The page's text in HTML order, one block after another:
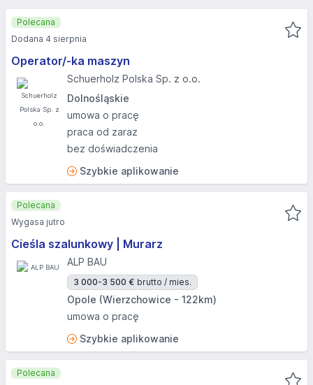
Operator/-ka maszyn
Schuerholz Polska Sp. z o.o.
Dolnośląskie
umowa o pracę
praca od zaraz
bez doświadczenia
Szybkie aplikowanie
Polecana
Dodana 4 sierpnia
Cieśla szalunkowy | Murarz
ALP BAU
3 000-3 500 € brutto / mies.
Opole (Wierzchowice - 122km)
umowa o pracę
Szybkie aplikowanie
Polecana
Wygasa jutro
Polecana